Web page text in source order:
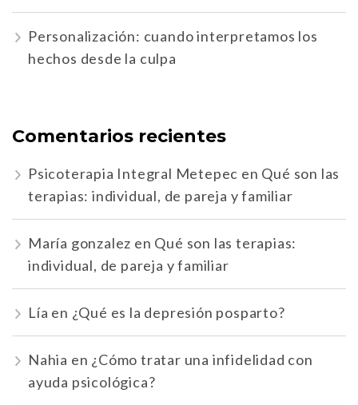
Personalización: cuando interpretamos los
hechos desde la culpa
Comentarios recientes
Psicoterapia Integral Metepec en Qué son las
terapias: individual, de pareja y familiar
María gonzalez en Qué son las terapias:
individual, de pareja y familiar
Lía en ¿Qué es la depresión posparto?
Nahia en ¿Cómo tratar una infidelidad con
ayuda psicológica?